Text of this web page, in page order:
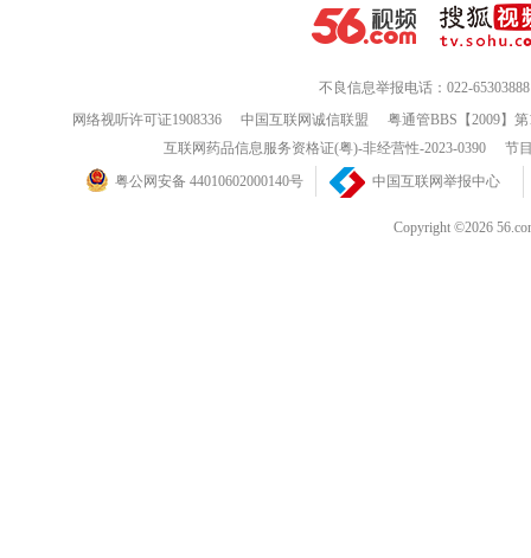
不良信息举报电话：022-65303888
网络视听许可证1908336
中国互联网诚信联盟
粤通管BBS【2009】
互联网药品信息服务资格证(粤)-非经营性-2023-0390
节
粤公网安备 44010602000140号
中国互联网举报中心
Copyright ©2026